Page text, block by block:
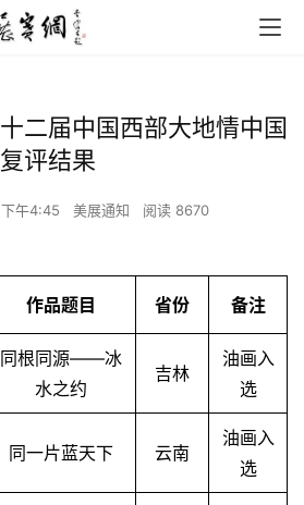
二届中国西部大地情中国
评结果
午4:45 美展通知 阅读 8670
作品题目 省份 备注
同根同源——冰
水之约
吉林
油画入
选
同一片蓝天下 云南
油画入
选